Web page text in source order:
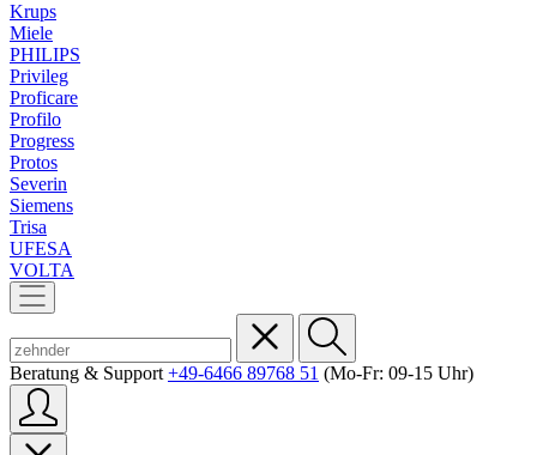
Krups
Miele
PHILIPS
Privileg
Proficare
Profilo
Progress
Protos
Severin
Siemens
Trisa
UFESA
VOLTA
Beratung & Support +49-6466 89768 51 (Mo-Fr: 09-15 Uhr)